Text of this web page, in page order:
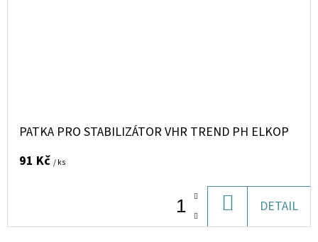
PATKA PRO STABILIZÁTOR VHR TREND PH ELKOP
91 Kč / ks
KOŠÍKU
DETAIL